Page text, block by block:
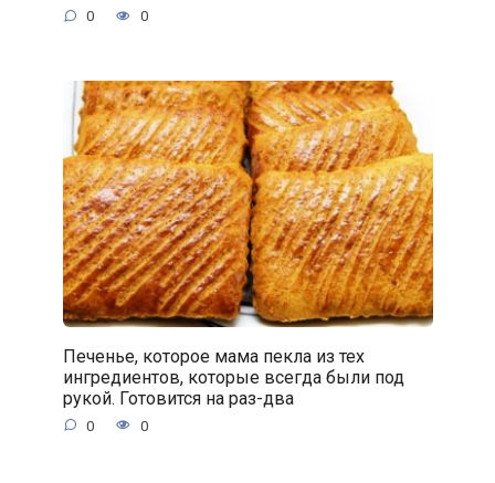
0 0
Печенье, которое мама пекла из тех
ингредиентов, которые всегда были под
рукой. Готовится на раз-два
0 0